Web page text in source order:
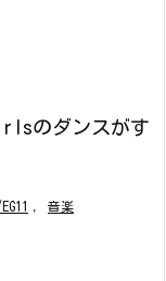
のダンスがす
音楽